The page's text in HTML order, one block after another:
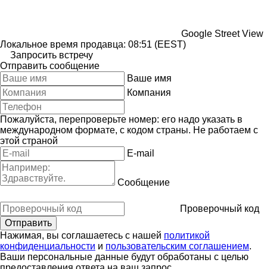
Google Street View
Локальное время продавца: 08:51 (EEST)
Запросить встречу
Отправить сообщение
Ваше имя
Компания
Пожалуйста, перепроверьте номер: его надо указать в
международном формате, с кодом страны. Не работаем с
этой страной
E-mail
Сообщение
Проверочный код
Нажимая, вы соглашаетесь с нашей политикой
конфиденциальности и пользовательским соглашением.
Ваши персональные данные будут обработаны с целью